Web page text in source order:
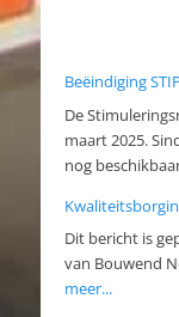
Beëindiging
De
maart 2025.
nog
Dit bericht is
van Bouwend
meer...